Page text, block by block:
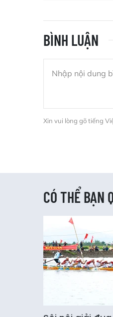
BÌNH LUẬN
Xin vui lòng gõ tiếng
CÓ THỂ BẠN